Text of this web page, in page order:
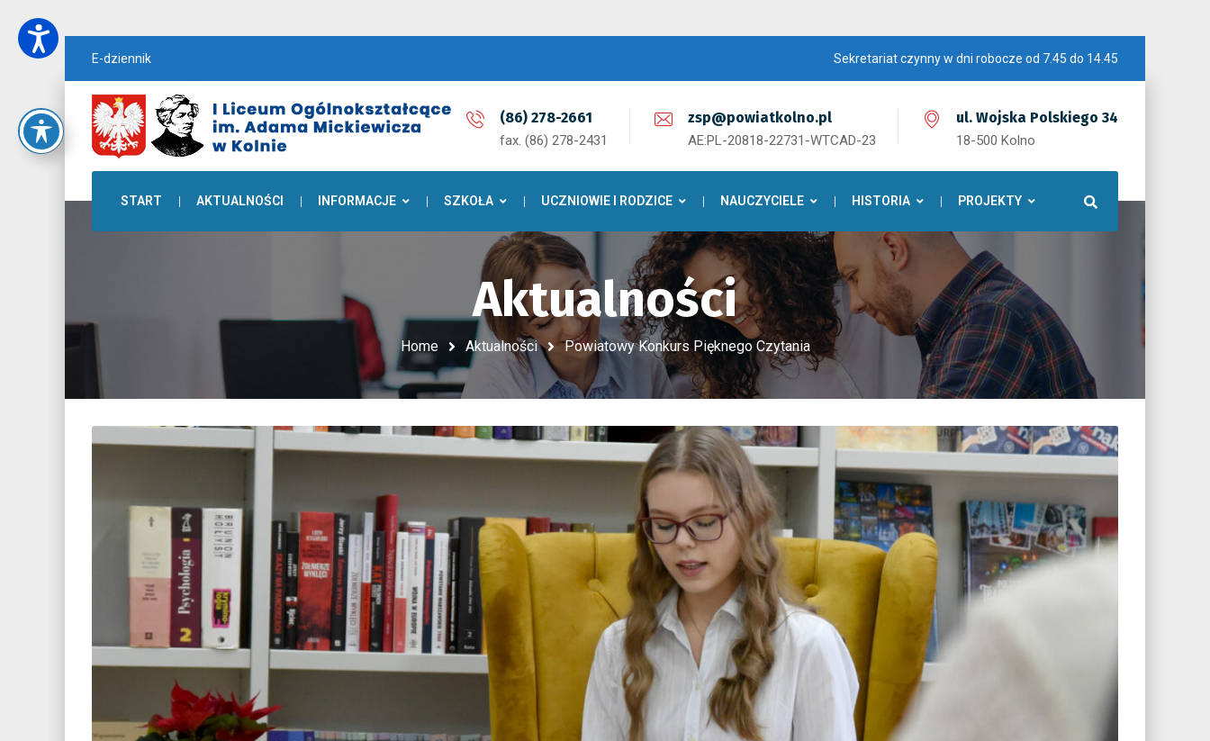
E-dziennik Sekretariat czynny w dni robocze od 7.45 do 14.45
(86) 278-2661
fax. (86) 278-2431
zsp@powiatkolno.pl
AE:PL-20818-22731-WTCAD-23
ul. Wojska Polskiego 34
18-500 Kolno
START AKTUALNOŚCI INFORMACJE SZKOŁA UCZNIOWIE I RODZICE NAUCZYCIELE HISTORIA PROJEKTY
Aktualności
Home Aktualności Powiatowy Konkurs Pięknego Czytania